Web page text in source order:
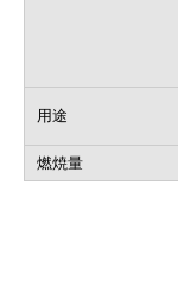
用途
燃焼量